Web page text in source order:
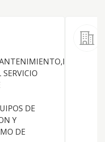
SERVICIO
DE
Y
DE